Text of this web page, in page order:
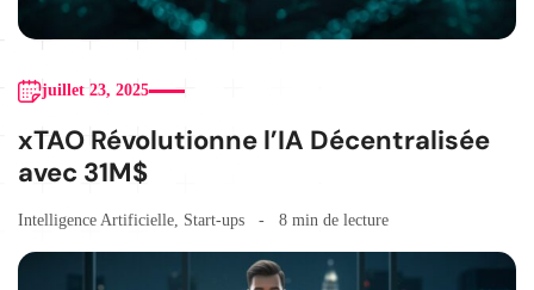
juillet 23, 2025
xTAO Révolutionne l’IA Décentralisée
avec 31M$
Intelligence Artificielle, Start-ups 8 min de lecture